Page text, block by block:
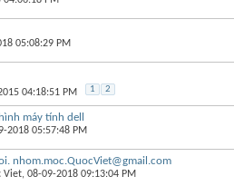
05:08:29 PM
04:18:51 PM 1 2
máy tính dell
2018 05:57:48 PM
nhom.moc.QuocViet@gmail.com
Viet‎, 08-09-2018 09:13:04 PM